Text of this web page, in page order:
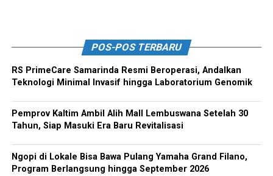
POS-POS TERBARU
RS PrimeCare Samarinda Resmi Beroperasi, Andalkan
Teknologi Minimal Invasif hingga Laboratorium Genomik
Pemprov Kaltim Ambil Alih Mall Lembuswana Setelah 30
Tahun, Siap Masuki Era Baru Revitalisasi
Ngopi di Lokale Bisa Bawa Pulang Yamaha Grand Filano,
Program Berlangsung hingga September 2026